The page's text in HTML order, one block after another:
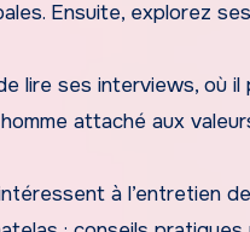
Ensuite, explorez
lire ses interviews, où
attaché aux
à l’entretien